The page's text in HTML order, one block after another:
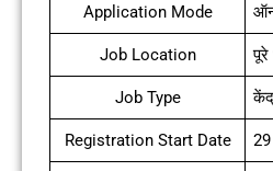
Application Mode
Job Location पूरे
Job Type
Registration Start Date